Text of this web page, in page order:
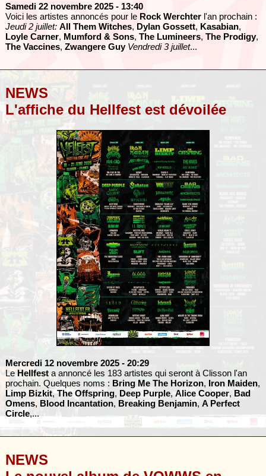
Samedi 22 novembre 2025 - 13:40
Voici les artistes annoncés pour le Rock Werchterl'an prochain :
Jeudi 2 juillet: All Them Witches, Dylan Gossett, Kasabian,
Loyle Carner, Mumford & Sons, The Lumineers, The Prodigy,
The Vaccines, Zwangere Guy Vendredi 3 juillet...
NEWS
L'affiche du Hellfest est dévoilée
Mercredi 12 novembre 2025 - 20:29
Le Hellfesta annoncé les 183 artistes qui seront à Clisson l'an
prochain. Quelques noms : Bring Me The Horizon, Iron Maiden,
Limp Bizkit,The Offspring, Deep Purple, Alice Cooper, Bad
Omens, Blood Incantation, Breaking Benjamin, A Perfect
Circle,...
NEWS